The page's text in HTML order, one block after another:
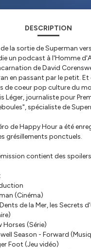
DESCRIPTION
la sortie de Superman
un podcast à l'Homme
de David
en passant par le petit.
de coeur pop culture du
Léger, journaliste pour
spécialiste de
de Happy Hour a été
grésillements ponctuels.
contient des
(Cinéma)
de la Mer, les Secrets
Horses (Série)
Season - Forward
Foot (Jeu vidéo)